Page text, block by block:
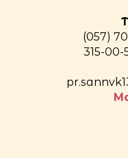
(057)
315-00-